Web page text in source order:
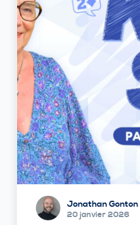
Jonathan Gonton
20 janvier 2026